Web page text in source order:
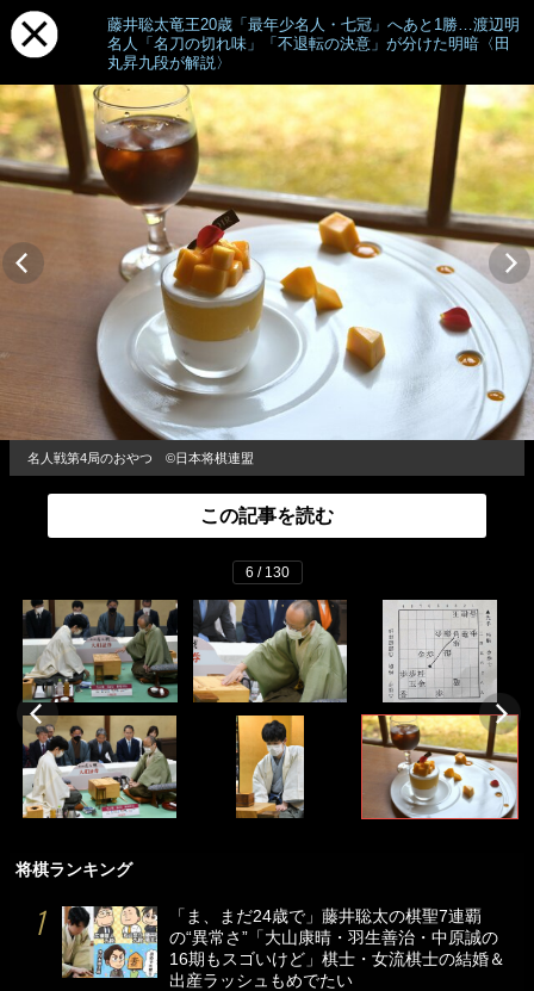
藤井聡太竜王20歳「最年少名人・七冠」へあと1勝…渡辺明
名人「名刀の切れ味」「不退転の決意」が分けた明暗〈田
丸昇九段が解説〉
名人戦第4局のおやつ ©日本将棋連盟
この記事を読む
6 / 130
将棋ランキング
「ま、まだ24歳で」藤井聡太の棋聖7連覇
の“異常さ”「大山康晴・羽生善治・中原誠の
16期もスゴいけど」棋士・女流棋士の結婚＆
出産ラッシュもめでたい